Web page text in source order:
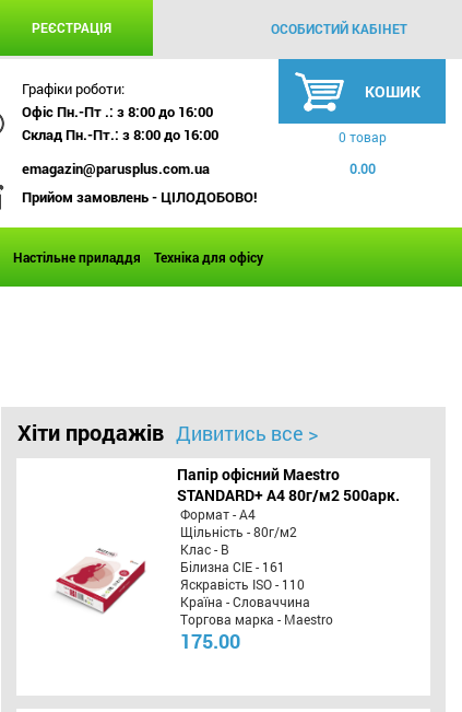
РЕЄСТРАЦІЯ ОСОБИСТИЙ КАБІНЕТ
Графіки роботи:
Офіс Пн.-Пт .: з 8:00 до 16:00
Склад Пн.-Пт.: з 8:00 до 16:00
emagazin@parusplus.com.ua
Прийом замовлень - ЦІЛОДОБОВО!
КОШИК
0 товар
0.00
Настільне приладдя Техніка для офісу
Хіти продажів Дивитись все >
Папір офісний Maestro
STANDARD+ А4 80г/м2 500арк.
Формат - А4
Щільність - 80г/м2
Клас - B
Білизна CIE - 161
Яскравість ISO - 110
Країна - Словаччина
Торгова марка - Maestro
175.00